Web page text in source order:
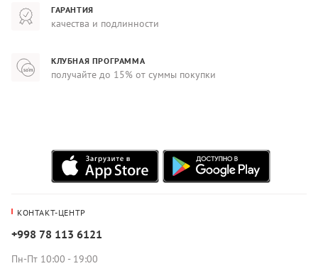
ГАРАНТИЯ
качества и подлинности
КЛУБНАЯ ПРОГРАММА
получайте до 15% от суммы покупки
КОНТАКТ-ЦЕНТР
+998 78 113 6121
Пн-Пт 10:00 - 19:00